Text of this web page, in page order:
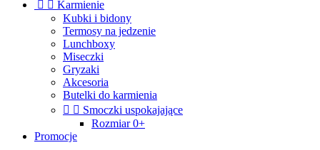
  Karmienie
Kubki i bidony
Termosy na jedzenie
Lunchboxy
Miseczki
Gryzaki
Akcesoria
Butelki do karmienia
  Smoczki uspokajające
Rozmiar 0+
Promocje